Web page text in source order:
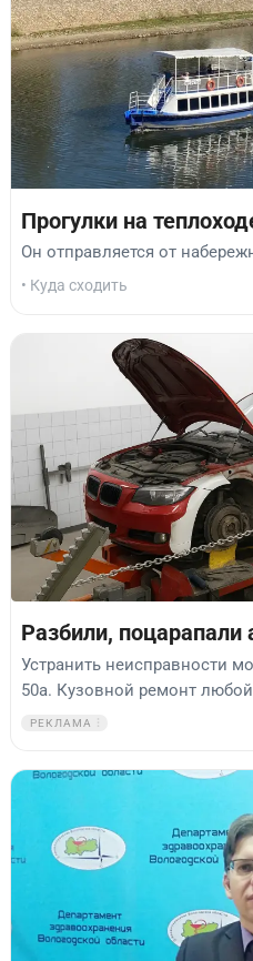
Прогулки на
Он отправляется от
• Куда сходить
Разбили, поцарапали
Устранить неисправности
50а. Кузовной ремонт
РЕКЛАМА